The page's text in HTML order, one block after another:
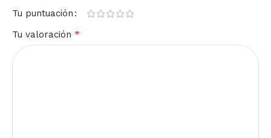
Tu puntuación
Tu valoración *